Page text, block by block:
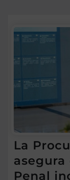
La
asegura
Penal